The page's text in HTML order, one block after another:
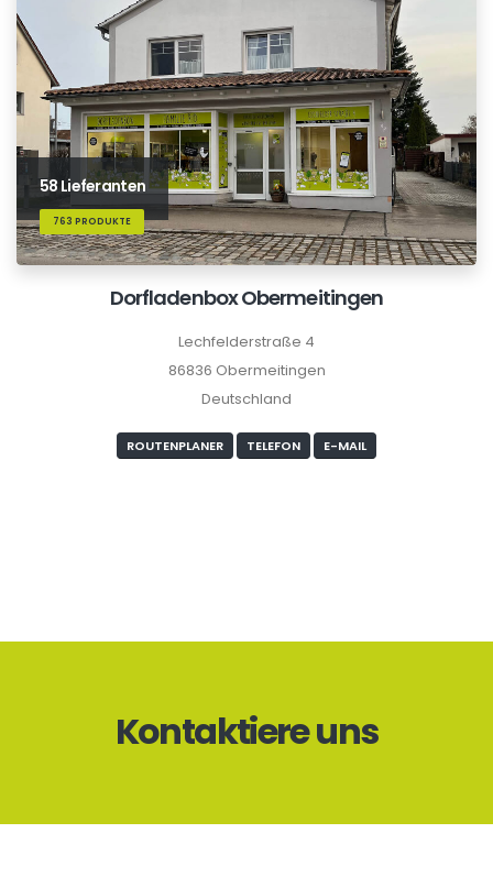
58 Lieferanten
763 PRODUKTE
Dorfladenbox Obermeitingen
Lechfelderstraße 4
86836 Obermeitingen
Deutschland
ROUTENPLANER TELEFON E-MAIL
Kontaktiere uns